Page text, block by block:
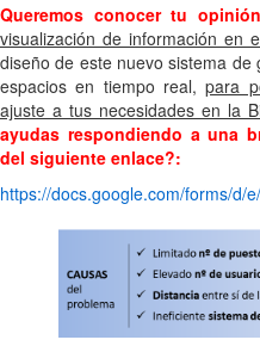
Queremos conocer tu opinión
visualización de información en
diseño de este nuevo sistema
espacios en tiempo real,para
ajuste a tus necesidades en la
ayudas respondiendo a una
del siguiente enlace?:
https://docs.google.com/forms/d/